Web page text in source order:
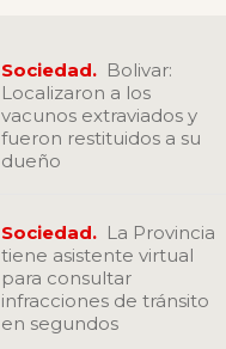
Sociedad. Bolivar:
Localizaron a los
vacunos extraviados y
fueron restituidos a su
dueño
Sociedad. La Provincia
tiene asistente virtual
para consultar
infracciones de tránsito
en segundos